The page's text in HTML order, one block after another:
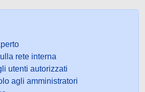
rete interna
utenti autorizzati
agli amministratori